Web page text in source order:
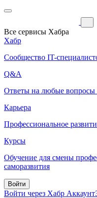
Все сервисы Хабра
Хабр
Сообщество IT-
Q&A
Ответы на любые вопросы
Карьера
Профессиональное
Курсы
Обучение для смены
саморазвития
Войти
Войти через Хабр Аккаунт